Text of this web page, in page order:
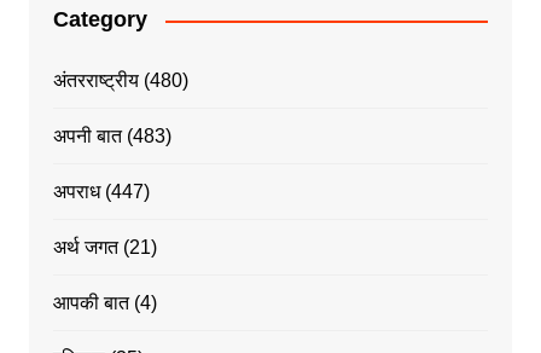
Category
अंतरराष्ट्रीय(480)
अपनी बात(483)
अपराध(447)
अर्थ जगत(21)
आपकी बात(4)